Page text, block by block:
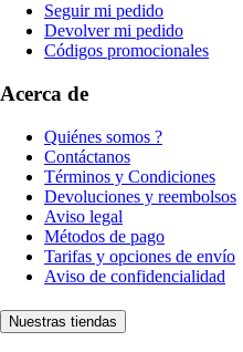
Seguir mi pedido
Devolver mi pedido
Códigos promocionales
Acerca de
Quiénes somos ?
Contáctanos
Términos y Condiciones
Devoluciones y reembolsos
Aviso legal
Métodos de pago
Tarifas y opciones de envío
Aviso de confidencialidad
Nuestras tiendas